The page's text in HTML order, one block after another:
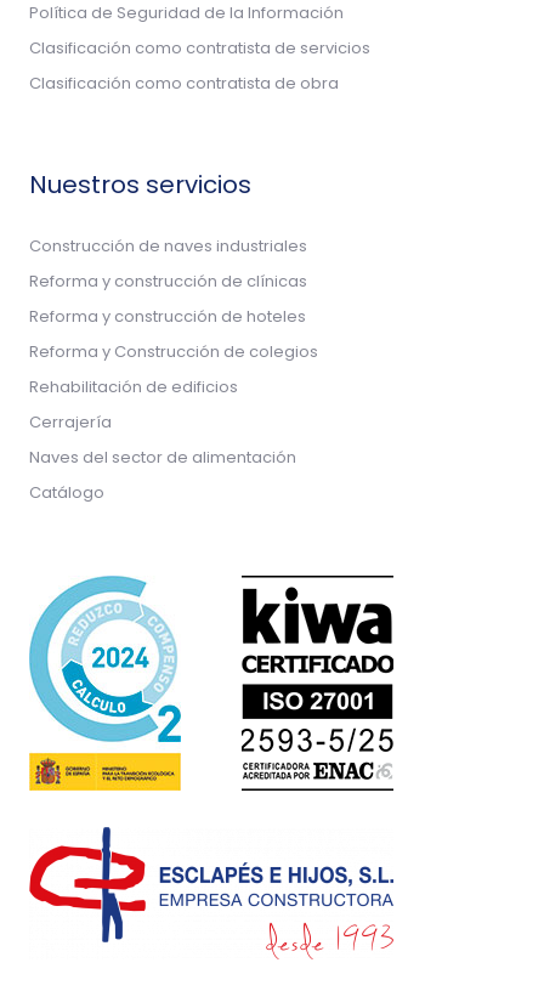
Política de Seguridad de la Información
Clasificación como contratista de servicios
Clasificación como contratista de obra
Nuestros servicios
Construcción de naves industriales
Reforma y construcción de clínicas
Reforma y construcción de hoteles
Reforma y Construcción de colegios
Rehabilitación de edificios
Cerrajería
Naves del sector de alimentación
Catálogo